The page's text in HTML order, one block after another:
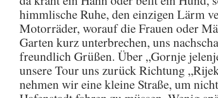
himmlische Ruhe, den einzigen Lärm
Motorräder, worauf die Frauen oder
Garten kurz unterbrechen, uns
freundlich Grüßen. Über „Gornje
unsere Tour uns zurück Richtung
nehmen wir eine kleine Straße, um